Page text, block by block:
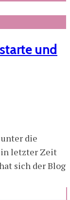
und
die
in letzter Zeit
sich der Blog